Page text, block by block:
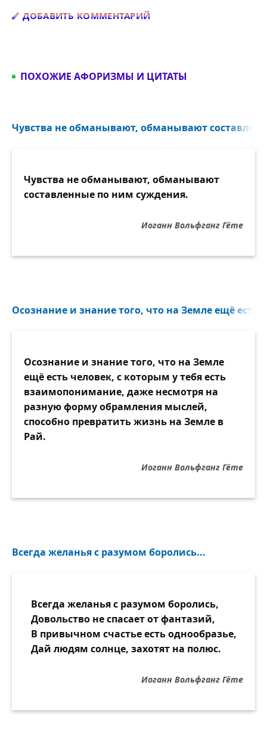
ДОБАВИТЬ КОММЕНТАРИЙ
ПОХОЖИЕ АФОРИЗМЫ И ЦИТАТЫ
Чувства не обманывают, обманывают
Чувства не обманывают, обманывают
составленные по ним суждения.
Иоганн Вольфганг Гёте
Осознание и знание того, что на Земле ещё есть
Осознание и знание того, что на Земле
ещё есть человек, с которым у тебя есть
взаимопонимание, даже несмотря на
разную форму обрамления мыслей,
способно превратить жизнь на Земле в
Рай.
Иоганн Вольфганг Гёте
Всегда желанья с разумом боролись...
Всегда желанья с разумом боролись,
Довольство не спасает от фантазий,
В привычном счастье есть однообразье,
Дай людям солнце, захотят на полюс.
Иоганн Вольфганг Гёте